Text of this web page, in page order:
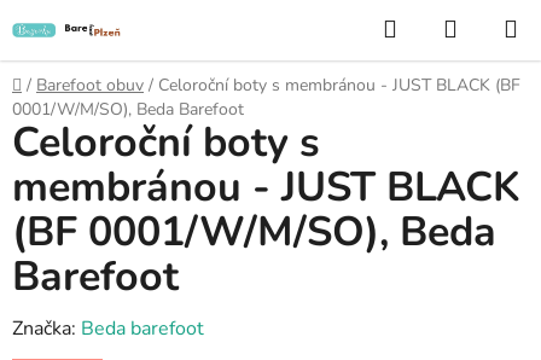
na
obsah
Hledat
KOŠÍK
Domů
/ Barefoot obuv / Celoroční boty s membránou - JUST BLACK (BF
0001/W/M/SO), Beda Barefoot
Celoroční boty s
membránou - JUST BLACK
(BF 0001/W/M/SO), Beda
Barefoot
Značka: Beda barefoot